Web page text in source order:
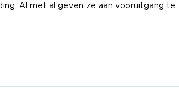
Al met al geven ze aan vooruitgang te